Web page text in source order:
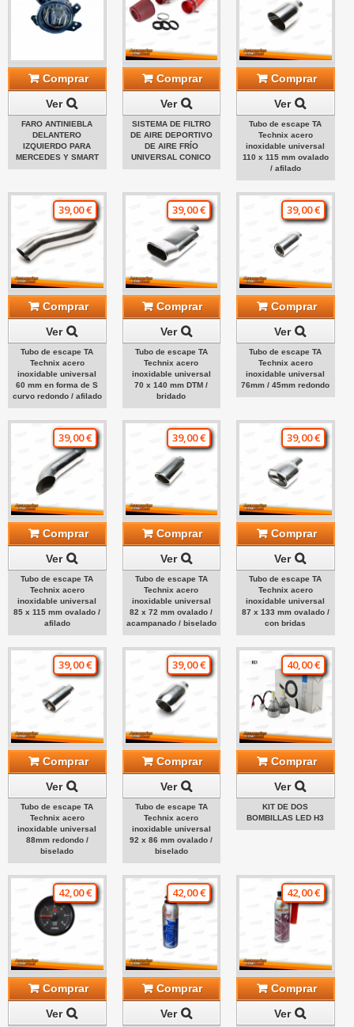
Comprar
Ver
FARO ANTINIEBLA
DELANTERO
IZQUIERDO PARA
MERCEDES Y SMART
Comprar
Ver
SISTEMA DE FILTRO
DE AIRE DEPORTIVO
DE AIRE FRÍO
UNIVERSAL CONICO
Comprar
Ver
Tubo de escape TA
Technix acero
inoxidable universal
110 x 115 mm ovalado
/ afilado
39,00 €
Comprar
Ver
Tubo de escape TA
Technix acero
inoxidable universal
60 mm en forma de S
curvo redondo / afilado
39,00 €
Comprar
Ver
Tubo de escape TA
Technix acero
inoxidable universal
70 x 140 mm DTM /
bridado
39,00 €
Comprar
Ver
Tubo de escape TA
Technix acero
inoxidable universal
76mm / 45mm redondo
39,00 €
Comprar
Ver
Tubo de escape TA
Technix acero
inoxidable universal
85 x 115 mm ovalado /
afilado
39,00 €
Comprar
Ver
Tubo de escape TA
Technix acero
inoxidable universal
82 x 72 mm ovalado /
acampanado / biselado
39,00 €
Comprar
Ver
Tubo de escape TA
Technix acero
inoxidable universal
87 x 133 mm ovalado /
con bridas
39,00 €
Comprar
Ver
Tubo de escape TA
Technix acero
inoxidable universal
88mm redondo /
biselado
39,00 €
Comprar
Ver
Tubo de escape TA
Technix acero
inoxidable universal
92 x 86 mm ovalado /
biselado
40,00 €
Comprar
Ver
KIT DE DOS
BOMBILLAS LED H3
42,00 €
Comprar
Ver
42,00 €
Comprar
Ver
42,00 €
Comprar
Ver